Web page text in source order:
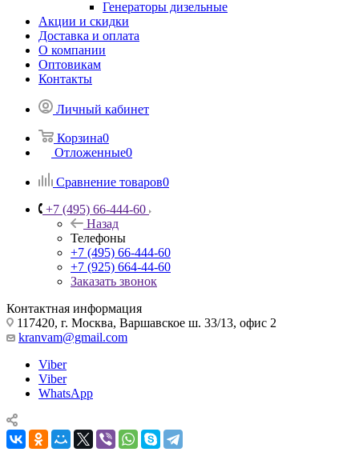
Генераторы дизельные
Акции и скидки
Доставка и оплата
О компании
Оптовикам
Контакты
Личный кабинет
Корзина0
Отложенные0
Сравнение товаров0
+7 (495) 66-444-60
Назад
Телефоны
+7 (495) 66-444-60
+7 (925) 664-44-60
Заказать звонок
Контактная информация
117420, г. Москва, Варшавское ш. 33/13, офис 2
kranvam@gmail.com
Viber
Viber
WhatsApp